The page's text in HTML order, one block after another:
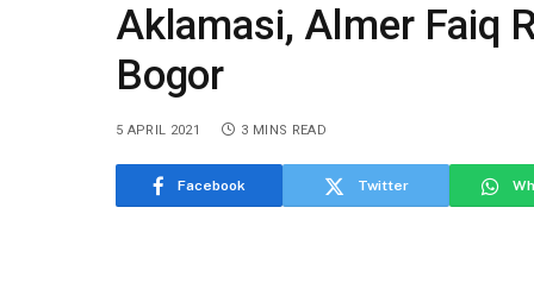
Aklamasi, Almer Faiq
Bogor
5 APRIL 2021 3 MINS READ
Facebook Twitter